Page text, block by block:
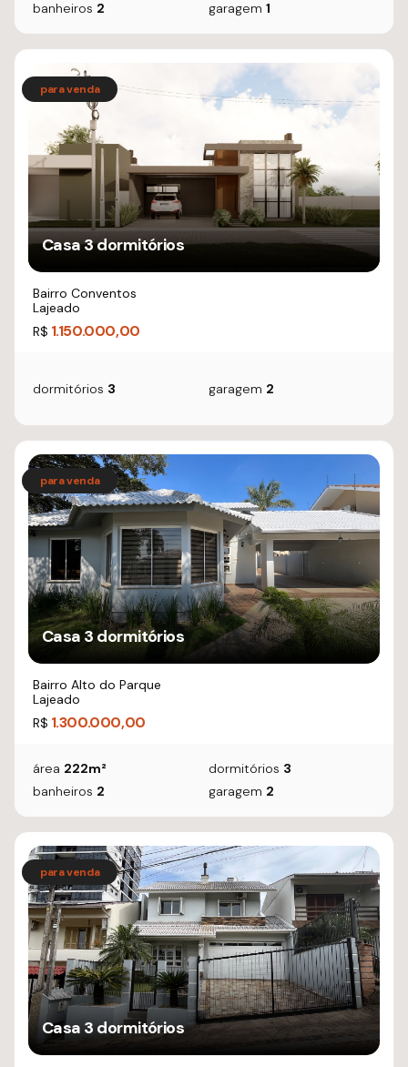
banheiros 2 garagem 1
Casa 3 dormitórios
Bairro Conventos
Lajeado
R$ 1.150.000,00
dormitórios 3 garagem 2
Casa 3 dormitórios
Bairro Alto do Parque
Lajeado
R$ 1.300.000,00
área 222m² dormitórios 3
banheiros 2 garagem 2
Casa 3 dormitórios